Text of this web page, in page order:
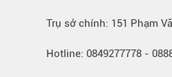
Trụ sở chính: 151 Phạm
Hotline: 0849277778 -